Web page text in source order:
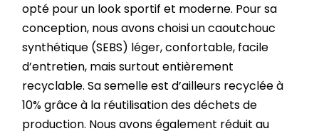
opté pour un look sportif et moderne. Pour sa
conception, nous avons choisi un caoutchouc
synthétique (SEBS) léger, confortable, facile
d’entretien, mais surtout entièrement
recyclable. Sa semelle est d’ailleurs recyclée à
10% grâce à la réutilisation des déchets de
production. Nous avons également réduit au